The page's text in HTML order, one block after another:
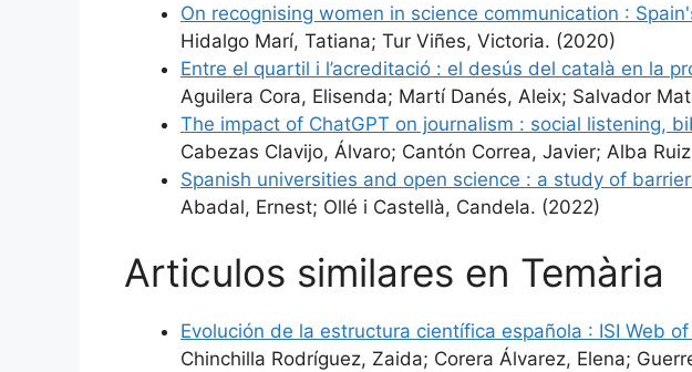
On recognising women in science communication :
Hidalgo Marí, Tatiana; Tur Viñes, Victoria. (2020)
Entre el quartil i l’acreditació : el desús del català en la
Aguilera Cora, Elisenda; Martí Danés, Aleix; Salvador
The impact of ChatGPT on journalism : social listening,
Cabezas Clavijo, Álvaro; Cantón Correa, Javier; Alba
Spanish universities and open science : a study of
Abadal, Ernest; Ollé i Castellà, Candela. (2022)
Articulos similares en Temària
Evolución de la estructura científica española : ISI Web
Chinchilla Rodríguez, Zaida; Corera Álvarez, Elena;